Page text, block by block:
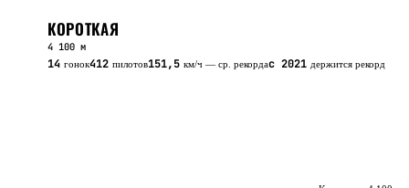
КОРОТКАЯ
4 100 м
14 гонок412 пилотов151,5 км/ч — ср. рекордас 2021 держится рекорд